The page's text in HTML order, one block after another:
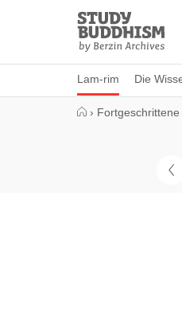
Study
Buddhism
Home
Lam-rim Die
› Fortgeschrittene